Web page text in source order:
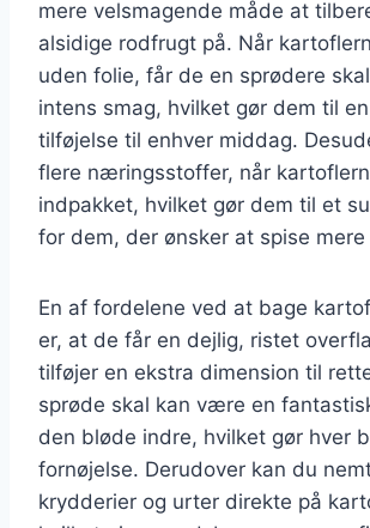
mere velsmagende måde at
alsidige rodfrugt på. Når
uden folie, får de en sprødere
intens smag, hvilket gør dem til
tilføjelse til enhver middag.
flere næringsstoffer, når
indpakket, hvilket gør dem til et
for dem, der ønsker at spise
En af fordelene ved at bage
er, at de får en dejlig, ristet
tilføjer en ekstra dimension til
sprøde skal kan være en
den bløde indre, hvilket gør hver
fornøjelse. Derudover kan du
krydderier og urter direkte på